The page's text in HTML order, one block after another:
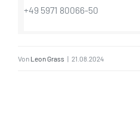
+49 5971 80066-50
Von Leon Grass | 21.08.2024